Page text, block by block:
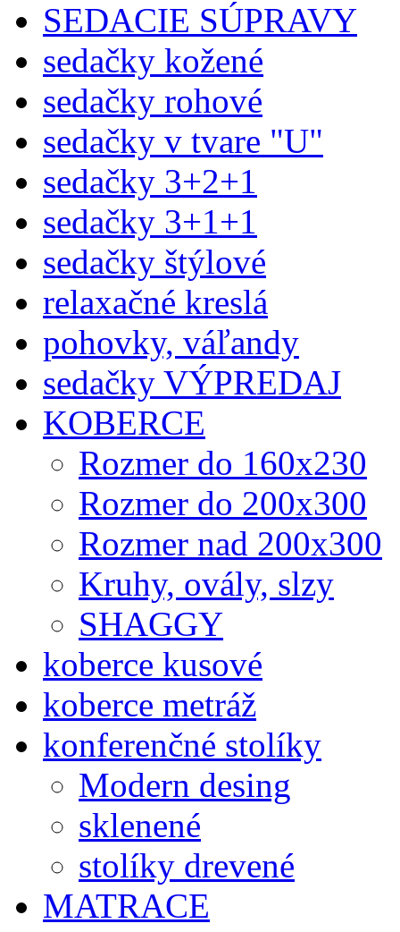
SEDACIE SÚPRAVY
sedačky kožené
sedačky rohové
sedačky v tvare "U"
sedačky 3+2+1
sedačky 3+1+1
sedačky štýlové
relaxačné kreslá
pohovky, váľandy
sedačky VÝPREDAJ
KOBERCE
Rozmer do 160x230
Rozmer do 200x300
Rozmer nad 200x300
Kruhy, ovály, slzy
SHAGGY
koberce kusové
koberce metráž
konferenčné stolíky
Modern desing
sklenené
stolíky drevené
MATRACE